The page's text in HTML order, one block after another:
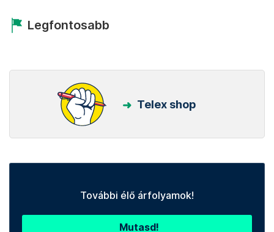
Legfontosabb
Telex shop
További élő árfolyamok!
Mutasd!